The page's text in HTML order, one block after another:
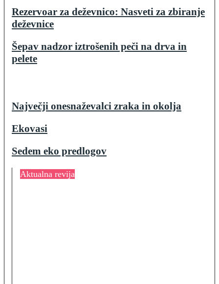
Rezervoar za deževnico: Nasveti za zbiranje
deževnice
Šepav nadzor iztrošenih peči na drva in
pelete
Največji onesnaževalci zraka in okolja
Ekovasi
Sedem eko predlogov
Aktualna revija